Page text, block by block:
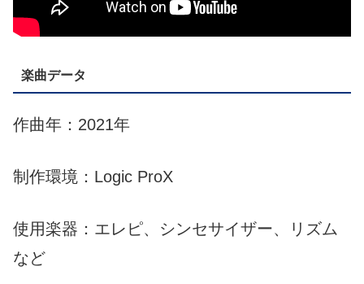
楽曲データ
作曲年：2021年
制作環境：Logic ProX
使用楽器：エレピ、シンセサイザー、リズム
など